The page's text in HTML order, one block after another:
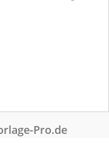
Pro.de